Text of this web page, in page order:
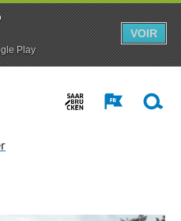
Play
VOIR